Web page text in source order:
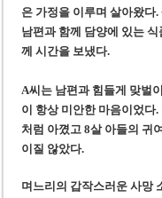
은 가정을 이루며 살아왔다
남편과 함께 담양에 있는
께 시간을 보냈다.
A씨는 남편과 힘들게 맞벌
이 항상 미안한 마음이었다
처럼 아꼈고 8살 아들의 귀
이질 않았다.
며느리의 갑작스러운 사망